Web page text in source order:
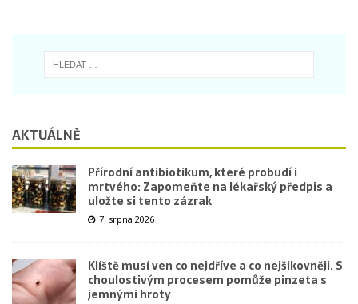
AKTUÁLNĚ
Přírodní antibiotikum, které probudí i
mrtvého: Zapomeňte na lékařský předpis a
uložte si tento zázrak
7. srpna 2026
Klíště musí ven co nejdříve a co nejšikovněji. S
choulostivým procesem pomůže pinzeta s
jemnými hroty